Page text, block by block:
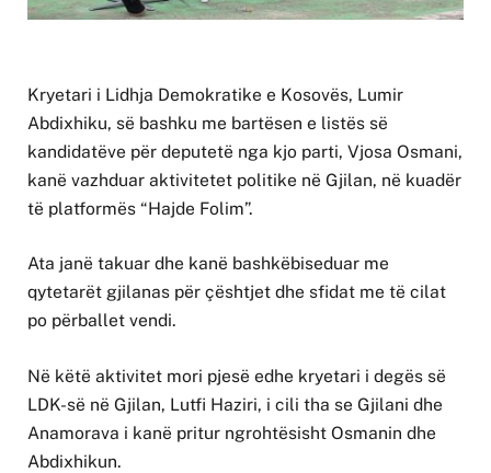
Kryetari i Lidhja Demokratike e Kosovës, Lumir
Abdixhiku, së bashku me bartësen e listës së
kandidatëve për deputetë nga kjo parti, Vjosa Osmani,
kanë vazhduar aktivitetet politike në Gjilan, në kuadër
të platformës “Hajde Folim”.
Ata janë takuar dhe kanë bashkëbiseduar me
qytetarët gjilanas për çështjet dhe sfidat me të cilat
po përballet vendi.
Në këtë aktivitet mori pjesë edhe kryetari i degës së
LDK-së në Gjilan, Lutfi Haziri, i cili tha se Gjilani dhe
Anamorava i kanë pritur ngrohtësisht Osmanin dhe
Abdixhikun.